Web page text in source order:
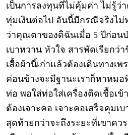
เป็นการลงทุนที่ไม่คุ้มค่า ไม่รู้
ทุ่มเงินต่อไป อันนี้มีกรณีจริงไม่
ว่าคุณตาของดิฉันเมื่อ 5 ปีก่อน
เบาหวาน หัวใจ สารพัดเรียกว่
เสื้อผ้านี้เก่าแล้วต้องเดินทางเ
ค่อนข้างจะมีฐานะเราก็หาหม
ท่อ พอใส่ท่อใส่เครื่องติดเชื้อเ
ต้องเจาะคอ เจาะคอเสร็จคุมเ
สุดท้ายกว่าจะถึงระยะที่เขาคว